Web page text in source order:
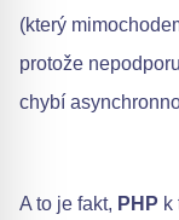
(který
protože
chybí
A to je fakt, PHP k